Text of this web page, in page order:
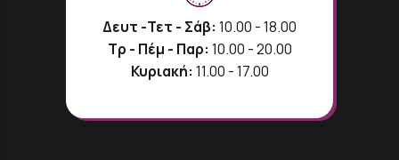
Δευτ -Τετ - Σάβ: 10.00 - 18.00
Τρ - Πέμ - Παρ: 10.00 - 20.00
Κυριακή: 11.00 - 17.00